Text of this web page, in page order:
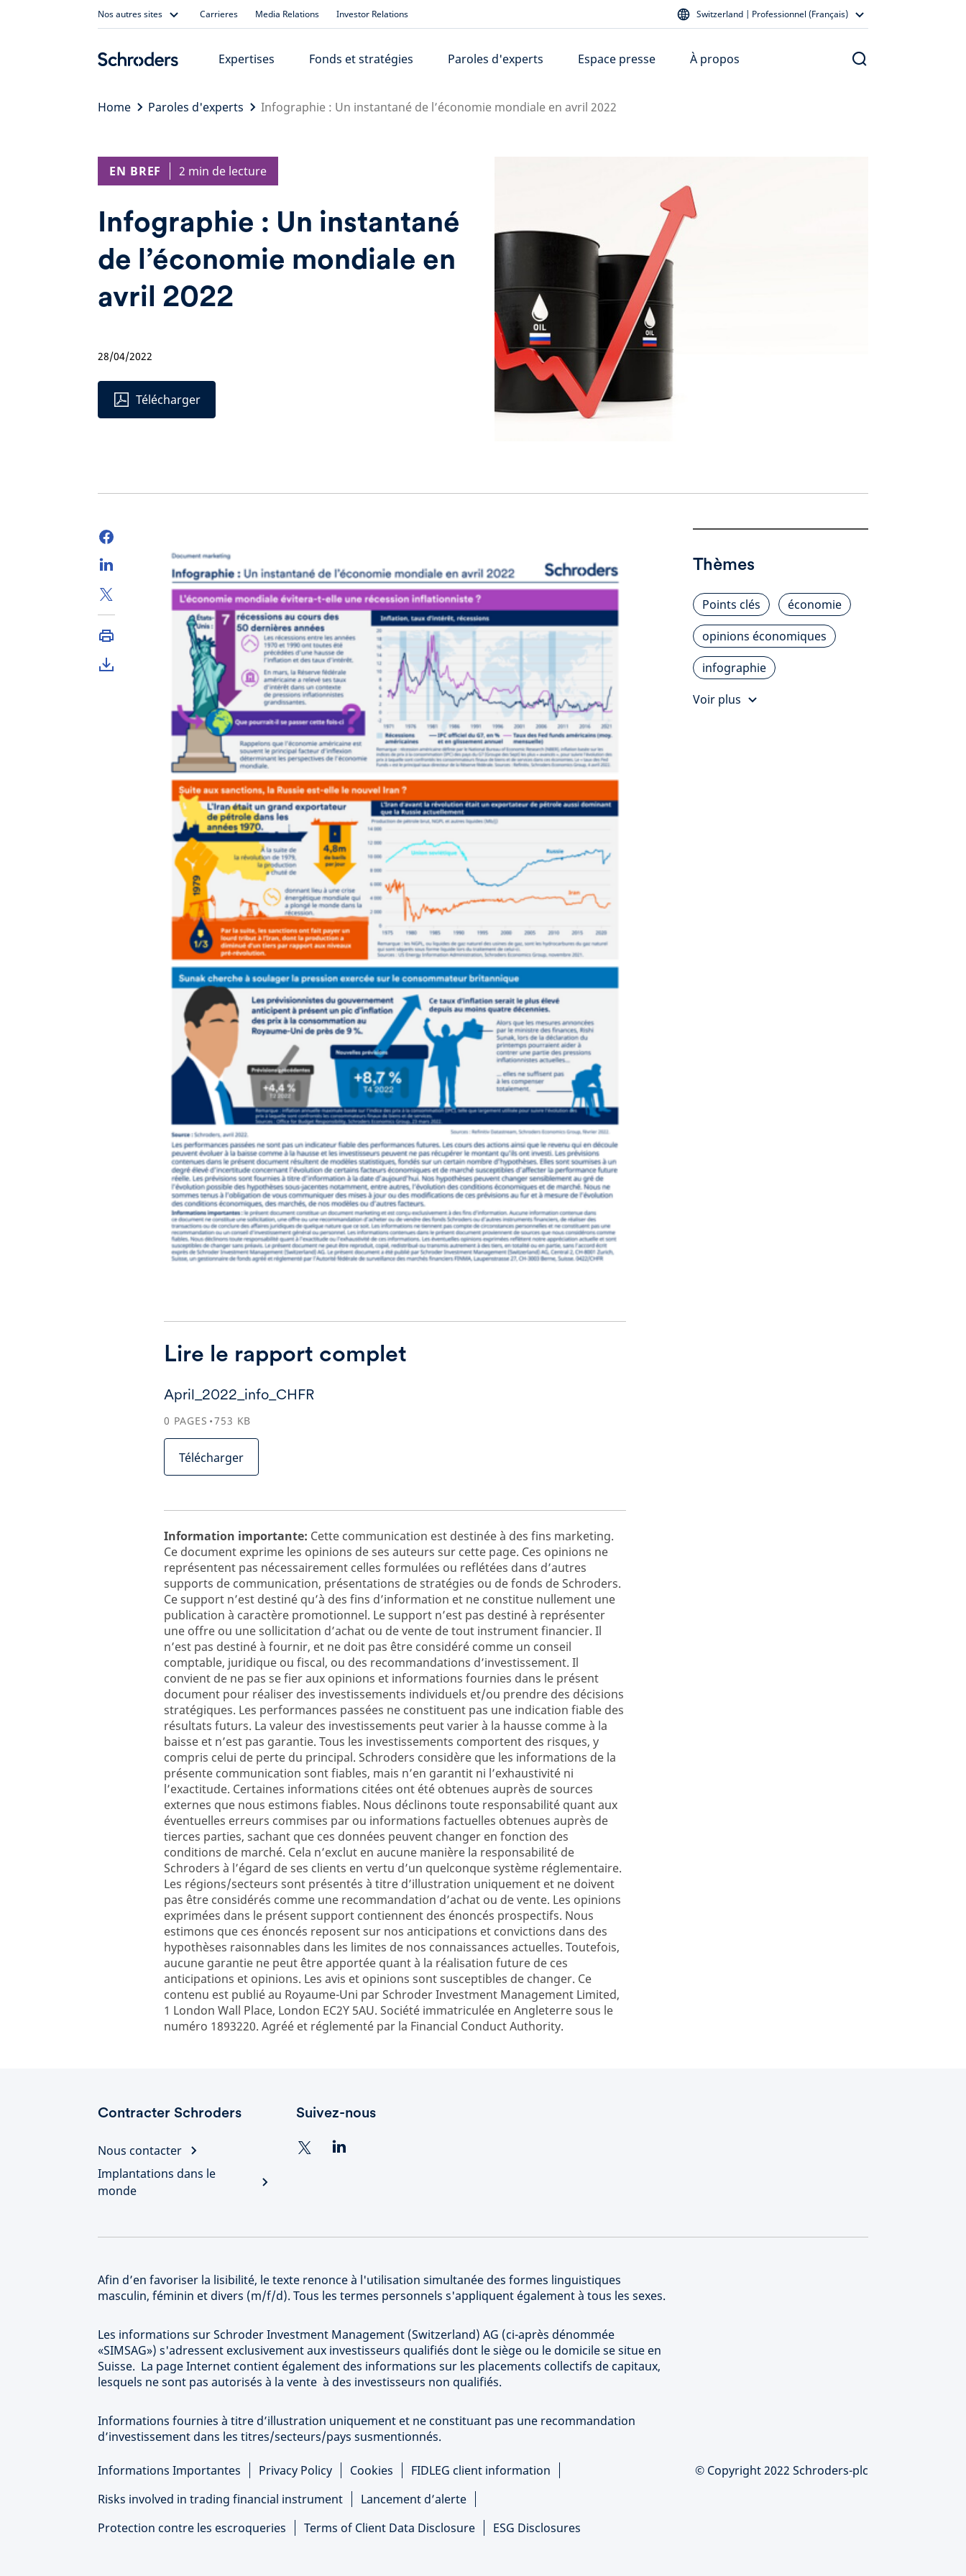
Nos autres sites Carrieres Media Relations Investor Relations Switzerland | Professionnel (Français)
Expertises Fonds et stratégies Paroles d'experts Espace presse À propos
Home Paroles d'experts Infographie : Un instantané de l’économie mondiale en avril 2022
EN BREF 2 min de lecture
Infographie : Un instantané
de l’économie mondiale en
avril 2022
28/04/2022
Télécharger
Lire le rapport complet
April_2022_info_CHFR
0 PAGES 753 KB
Télécharger
Information importante: Cette communication est destinée à des fins marketing.
Ce document exprime les opinions de ses auteurs sur cette page. Ces opinions ne
représentent pas nécessairement celles formulées ou reflétées dans d’autres
supports de communication, présentations de stratégies ou de fonds de Schroders.
Ce support n’est destiné qu’à des fins d’information et ne constitue nullement une
publication à caractère promotionnel. Le support n’est pas destiné à représenter
une offre ou une sollicitation d’achat ou de vente de tout instrument financier. Il
n’est pas destiné à fournir, et ne doit pas être considéré comme un conseil
comptable, juridique ou fiscal, ou des recommandations d’investissement. Il
convient de ne pas se fier aux opinions et informations fournies dans le présent
document pour réaliser des investissements individuels et/ou prendre des décisions
stratégiques. Les performances passées ne constituent pas une indication fiable des
résultats futurs. La valeur des investissements peut varier à la hausse comme à la
baisse et n’est pas garantie. Tous les investissements comportent des risques, y
compris celui de perte du principal. Schroders considère que les informations de la
présente communication sont fiables, mais n’en garantit ni l’exhaustivité ni
l’exactitude. Certaines informations citées ont été obtenues auprès de sources
externes que nous estimons fiables. Nous déclinons toute responsabilité quant aux
éventuelles erreurs commises par ou informations factuelles obtenues auprès de
tierces parties, sachant que ces données peuvent changer en fonction des
conditions de marché. Cela n’exclut en aucune manière la responsabilité de
Schroders à l’égard de ses clients en vertu d’un quelconque système réglementaire.
Les régions/secteurs sont présentés à titre d’illustration uniquement et ne doivent
pas être considérés comme une recommandation d’achat ou de vente. Les opinions
exprimées dans le présent support contiennent des énoncés prospectifs. Nous
estimons que ces énoncés reposent sur nos anticipations et convictions dans des
hypothèses raisonnables dans les limites de nos connaissances actuelles. Toutefois,
aucune garantie ne peut être apportée quant à la réalisation future de ces
anticipations et opinions. Les avis et opinions sont susceptibles de changer. Ce
contenu est publié au Royaume-Uni par Schroder Investment Management Limited,
1 London Wall Place, London EC2Y 5AU. Société immatriculée en Angleterre sous le
numéro 1893220. Agréé et réglementé par la Financial Conduct Authority.
Thèmes
Points clés
économie
opinions économiques
infographie
Voir plus
Contracter Schroders
Nous contacter
Implantations dans le
monde
Suivez-nous
Afin d’en favoriser la lisibilité, le texte renonce à l'utilisation simultanée des formes linguistiques
masculin, féminin et divers (m/f/d). Tous les termes personnels s'appliquent également à tous les sexes.
Les informations sur Schroder Investment Management (Switzerland) AG (ci-après dénommée
«SIMSAG») s'adressent exclusivement aux investisseurs qualifiés dont le siège ou le domicile se situe en
Suisse. La page Internet contient également des informations sur les placements collectifs de capitaux,
lesquels ne sont pas autorisés à la vente à des investisseurs non qualifiés.
Informations fournies à titre d’illustration uniquement et ne constituant pas une recommandation
d’investissement dans les titres/secteurs/pays susmentionnés.
Informations Importantes Privacy Policy Cookies
FIDLEG client information
Risks involved in trading financial instrument
Lancement d’alerte
Protection contre les escroqueries
Terms of Client Data Disclosure ESG Disclosures
© Copyright 2022 Schroders-plc